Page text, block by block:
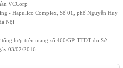
VCCorp
- Hapulico Complex, Số 01, phố Nguyễn Huy
Nội
hợp trên mạng số 460/GP-TTĐT do Sở
03/02/2016